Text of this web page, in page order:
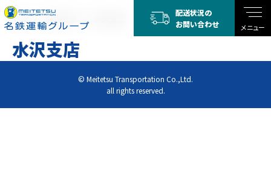
メニュー
配送状況の
お問い合わせ
TOP 水沢支店
水沢支店
© Meitetsu Transportation Co.,Ltd.
all rights reserved.